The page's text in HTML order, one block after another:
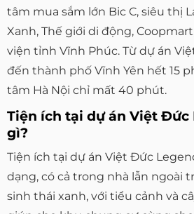
tâm mua sắm lớn Bic C, siêu thị
Xanh, Thế giới di động,
viện tỉnh Vĩnh Phúc. Từ dự án
đến thành phố Vĩnh Yên hết 15
tâm Hà Nội chỉ mất 40 phút.
Tiện ích tại dự án Việt Đức
gì?
Tiện ích tại dự án Việt Đức
dạng, có cả trong nhà lẫn ngoài
sinh thái xanh, với tiểu cảnh và